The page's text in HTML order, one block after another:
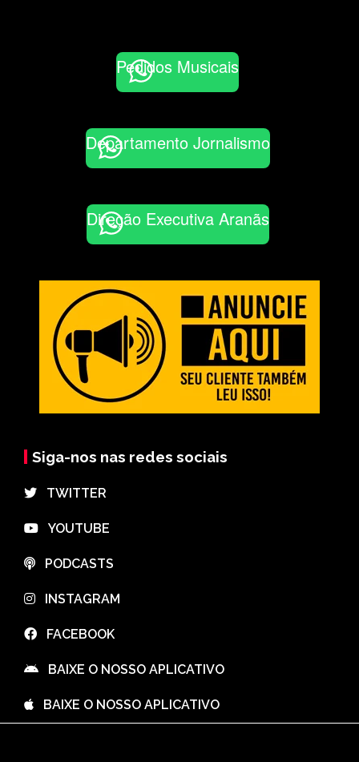
Pedidos Musicais
Departamento Jornalismo
Direção Executiva Aranãs
Siga-nos nas redes sociais
⠀TWITTER
⠀YOUTUBE
⠀PODCASTS
⠀INSTAGRAM
⠀FACEBOOK
⠀BAIXE O NOSSO APLICATIVO
⠀BAIXE O NOSSO APLICATIVO